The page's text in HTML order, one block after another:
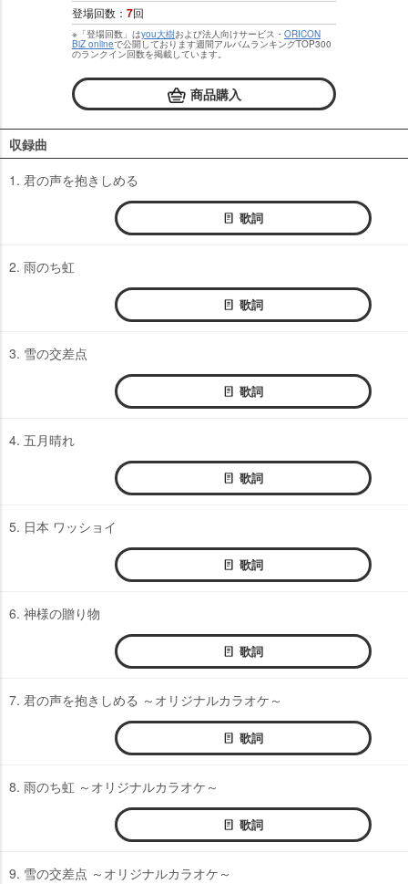
登場回数： 7回
※「登場回数」はyou大樹および法人向けサービス・ ORICON
BiZ onlineで公開しております週間アルバムランキングTOP300
のランクイン回数を掲載しています。
商品購入
収録曲
1. 君の声を抱きしめる
歌詞
2. 雨のち虹
歌詞
3. 雪の交差点
歌詞
4. 五月晴れ
歌詞
5. 日本 ワッショイ
歌詞
6. 神様の贈り物
歌詞
7. 君の声を抱きしめる ～オリジナルカラオケ～
歌詞
8. 雨のち虹 ～オリジナルカラオケ～
歌詞
9. 雪の交差点 ～オリジナルカラオケ～